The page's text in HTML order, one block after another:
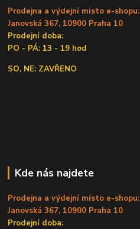
Prodejna a výdejní místo e-shopu:
Janovská 367, 10900 Praha 10
Prodejní doba:
PO - PÁ: 13 - 19 hod
SO, NE: ZAVŘENO
Kde nás najdete
Prodejna a výdejní místo e-shopu:
Janovská 367, 10900 Praha 10
Prodejní doba: